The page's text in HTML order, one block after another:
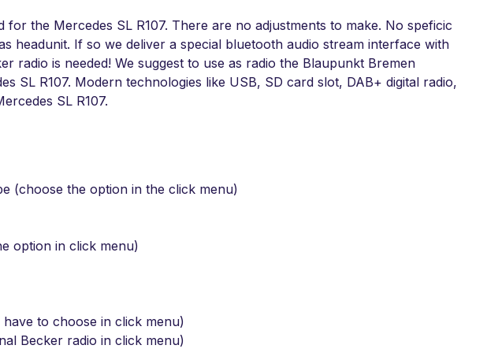
the Mercedes SL R107. There are no adjustments to make. No speficic
headunit. If so we deliver a special bluetooth audio stream interface with
is needed! We suggest to use as radio the Blaupunkt Bremen
R107. Modern technologies like USB, SD card slot, DAB+ digital radio,
SL R107.
(choose the option in the click menu)
option in click menu)
to choose in click menu)
Becker radio in click menu)